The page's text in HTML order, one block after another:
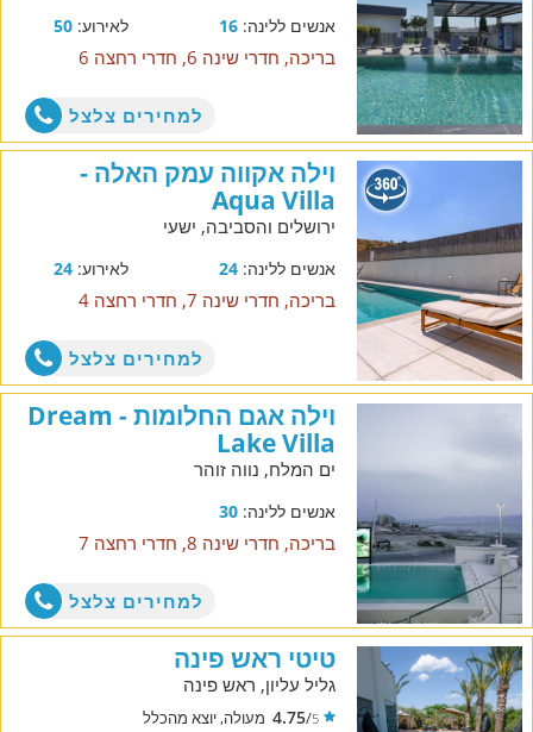
אנשים ללינה:16 לאירוע:50
בריכה, חדרי שינה 6, חדרי רחצה 6
למחירים צלצל
וילה אקווה עמק האלה -
Aqua Villa
ירושלים והסביבה, ישעי
אנשים ללינה:24 לאירוע:24
בריכה, חדרי שינה 7, חדרי רחצה 4
למחירים צלצל
וילה אגם החלומות - Dream
Lake Villa
ים המלח, נווה זוהר
אנשים ללינה:30
בריכה, חדרי שינה 8, חדרי רחצה 7
למחירים צלצל
טיטי ראש פינה
גליל עליון, ראש פינה
5
/
4.75 מעולה, יוצא מהכלל